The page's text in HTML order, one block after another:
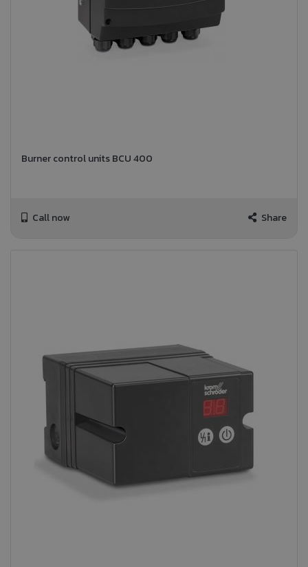
Burner control units BCU 400
Call now Share